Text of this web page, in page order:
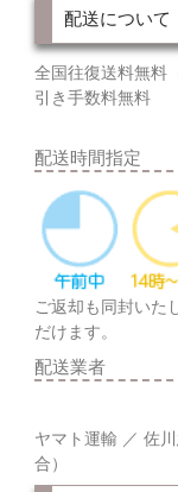
配送について
全国往復送料無料
引き手数料無料
配送時間指定
ご返却も同封いた
だけます。
配送業者
ヤマト運輸 ／ 佐
合）